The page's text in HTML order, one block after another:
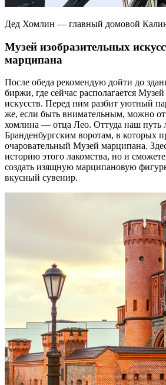
Дед Хомлин — главный домовой
Музей изобразительных
марципана
После обеда рекомендую дойти до
биржи, где сейчас располагается
искусств. Перед ним разбит уютный
же, если быть внимательным, можно
хомлина — отца Лео. Оттуда наш путь
Бранденбургским воротам, в которых
очаровательный Музей марципана.
историю этого лакомства, но и
создать изящную марципановую
вкусный сувенир.